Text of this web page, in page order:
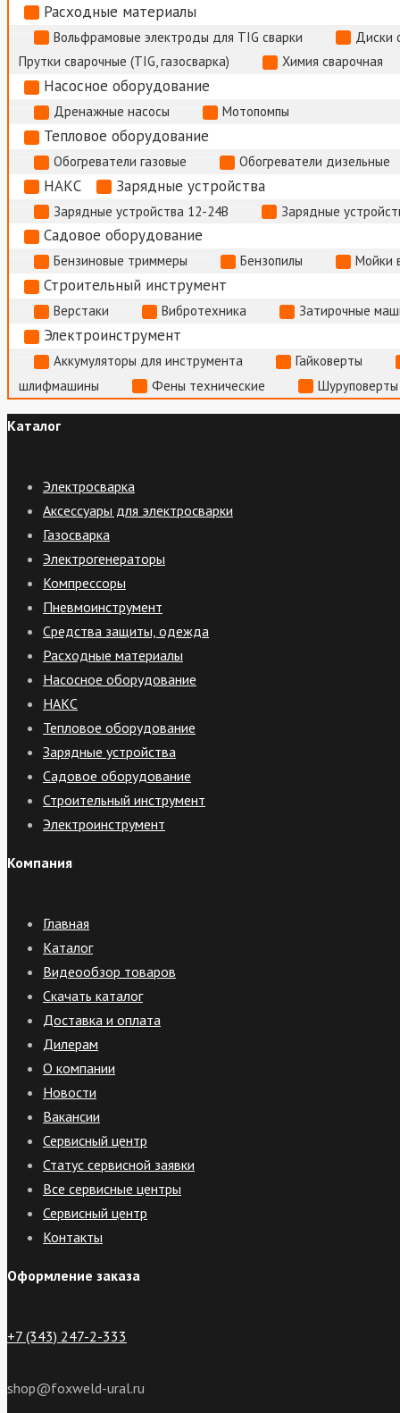
Расходные материалы
Вольфрамовые электроды для TIG сварки
Диски
Прутки сварочные (TIG, газосварка)
Химия сварочная
Насосное оборудование
Дренажные насосы Мотопомпы
Тепловое оборудование
Обогреватели газовые Обогреватели дизельные
НАКС Зарядные устройства
Зарядные устройства 12-24В Зарядные
Садовое оборудование
Бензиновые триммеры Бензопилы Мойки
Строительный инструмент
Верстаки Вибротехника Затирочные
Электроинструмент
Аккумуляторы для инструмента
Гайковерты
шлифмашины
Фены технические
Каталог
Электросварка
Аксессуары для электросварки
Газосварка
Электрогенераторы
Компрессоры
Пневмоинструмент
Средства защиты, одежда
Расходные материалы
Насосное оборудование
НАКС
Тепловое оборудование
Зарядные устройства
Садовое оборудование
Строительный инструмент
Электроинструмент
Компания
Главная
Каталог
Видеообзор товаров
Скачать каталог
Доставка и оплата
Дилерам
О компании
Новости
Вакансии
Сервисный центр
Статус сервисной заявки
Все сервисные центры
Сервисный центр
Контакты
Оформление заказа
+7 (343) 247-2-333
shop@foxweld-ural.ru